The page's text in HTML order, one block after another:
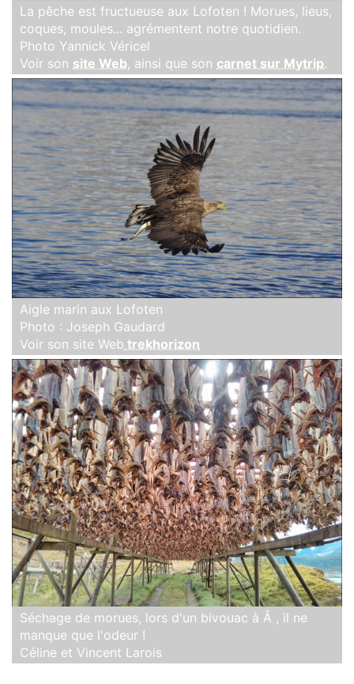
La pêche est fructueuse aux Lofoten ! Morues, lieus,
coques, moules... agrémentent notre quotidien.
Photo Yannick Véricel
Voir son site Web, ainsi que son carnet sur Mytrip.
Aigle marin aux Lofoten
Photo : Joseph Gaudard
Voir son site Web trekhorizon
Séchage de morues, lors d'un bivouac à Å , il ne
manque que l'odeur !
Céline et Vincent Larois